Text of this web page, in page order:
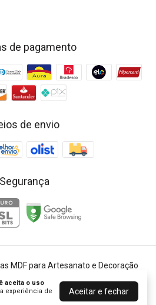
aceita o uso
experiência de
Aceitar e fechar
de pagamento
de envio
Segurança
MDF para Artesanato e Decoração